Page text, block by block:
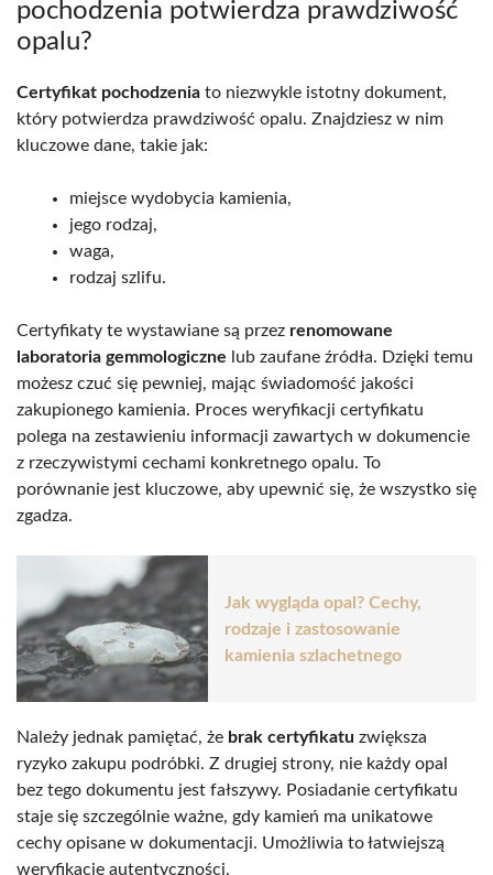
pochodzenia potwierdza prawdziwość
opalu?
Certyfikat pochodzenia to niezwykle istotny dokument,
który potwierdza prawdziwość opalu. Znajdziesz w nim
kluczowe dane, takie jak:
miejsce wydobycia kamienia,
jego rodzaj,
waga,
rodzaj szlifu.
Certyfikaty te wystawiane są przez renomowane
laboratoria gemmologiczne lub zaufane źródła. Dzięki temu
możesz czuć się pewniej, mając świadomość jakości
zakupionego kamienia. Proces weryfikacji certyfikatu
polega na zestawieniu informacji zawartych w dokumencie
z rzeczywistymi cechami konkretnego opalu. To
porównanie jest kluczowe, aby upewnić się, że wszystko się
zgadza.
Jak wygląda opal? Cechy,
rodzaje i zastosowanie
kamienia szlachetnego
Należy jednak pamiętać, że brak certyfikatu zwiększa
ryzyko zakupu podróbki. Z drugiej strony, nie każdy opal
bez tego dokumentu jest fałszywy. Posiadanie certyfikatu
staje się szczególnie ważne, gdy kamień ma unikatowe
cechy opisane w dokumentacji. Umożliwia to łatwiejszą
weryfikację autentyczności.